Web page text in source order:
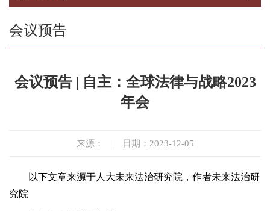
会议预告
会议预告 | 自主：全球法律与战略2023
年会
来源： | 日期：2023-12-05
以下文章来源于人大未来法治研究院，作者未来法治研
究院